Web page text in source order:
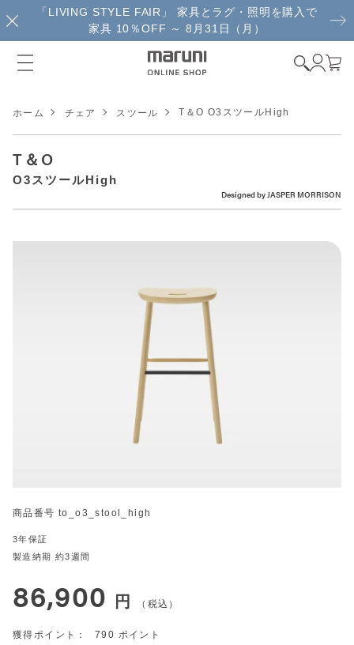
「LIVING STYLE FAIR」 家具とラグ・照明を購入で
家具 10％OFF ～ 8月31日（月）
ホーム チェア スツール T＆O O3スツールHigh
T＆O
O3スツールHigh
Designed byJASPER MORRISON
商品番号 to_o3_stool_high
3年保証
製造納期 約3週間
86,900 税込
790